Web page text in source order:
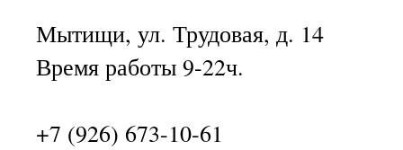
Мытищи, ул. Трудовая, д. 14
Время работы 9-22ч.
+7 (926) 673-10-61